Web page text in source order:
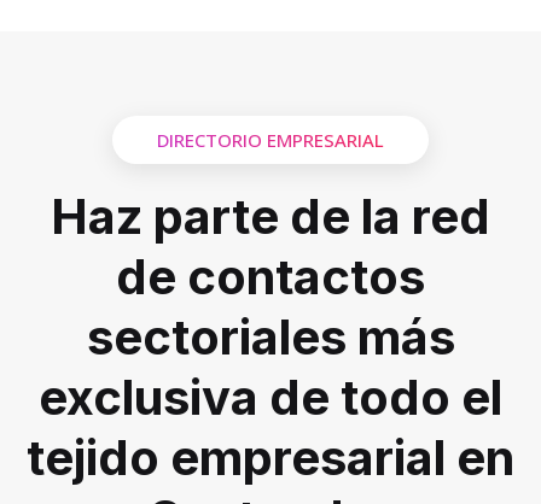
DIRECTORIO EMPRESARIAL
Haz parte de la red
de contactos
sectoriales más
exclusiva de todo el
tejido empresarial en